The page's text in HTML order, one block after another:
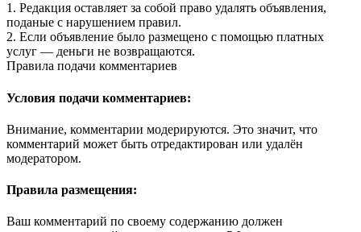
1. Редакция оставляет за собой право удалять объявления,
поданые с нарушением правил.
2. Если объявление было размещено с помощью платных
услуг — деньги не возвращаются.
Правила подачи комментариев
Условия подачи комментариев:
Внимание, комментарии модерируются. Это значит, что
комментарий может быть отредактирован или удалён
модератором.
Правила размещения:
Ваш комментарий по своему содержанию должен